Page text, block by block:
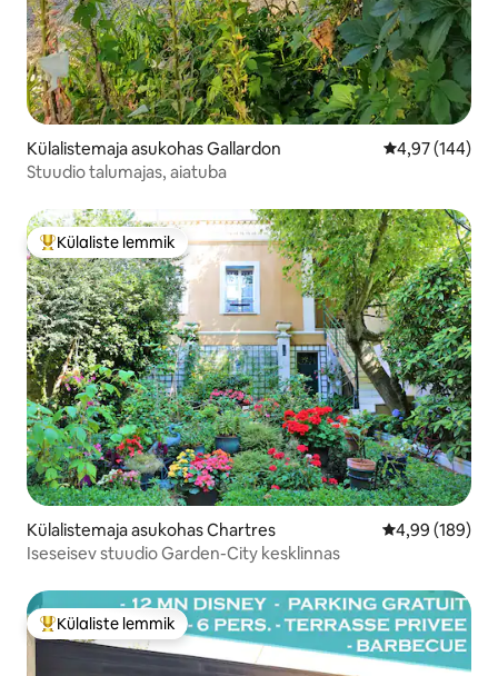
Külalistemaja asukohas Gallardon Keskmine
4,97 (144)
Stuudio talumajas, aiatuba
Külaliste suur lemmik
Külaliste lemmik
Külalistemaja asukohas Chartres Keskmine
4,99 (189)
Iseseisev stuudio Garden-City kesklinnas
Külaliste suur lemmik
Külaliste lemmik